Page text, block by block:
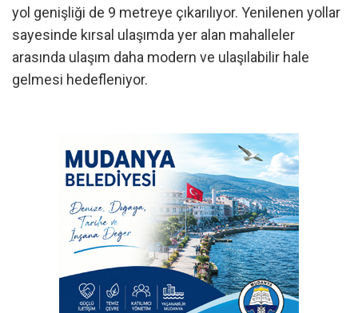
yol genişliği de 9 metreye çıkarılıyor. Yenilenen yollar
sayesinde kırsal ulaşımda yer alan mahalleler
arasında ulaşım daha modern ve ulaşılabilir hale
gelmesi hedefleniyor.